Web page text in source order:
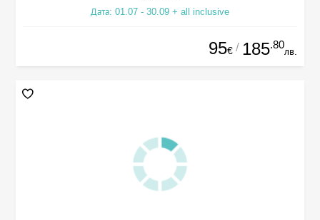
Дата: 01.07 - 30.09 + all inclusive
95€ / 185.80
лв.